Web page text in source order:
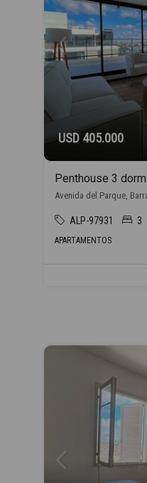
USD 405.000
ALP-97931 3
APARTAMENTOS